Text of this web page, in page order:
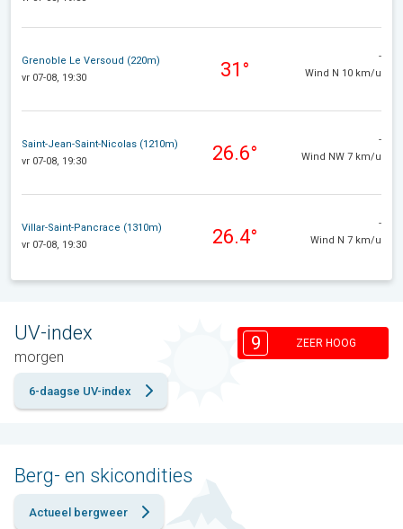
Grenoble Le Versoud (220m)
vr 07-08, 19:30
31°
-
Wind N 10 km/u
Saint-Jean-Saint-Nicolas (1210m)
vr 07-08, 19:30
26.6°
-
Wind NW 7 km/u
Villar-Saint-Pancrace (1310m)
vr 07-08, 19:30
26.4°
-
Wind N 7 km/u
UV-index
morgen
9 ZEER HOOG
6-daagse UV-index
Berg- en skicondities
Actueel bergweer